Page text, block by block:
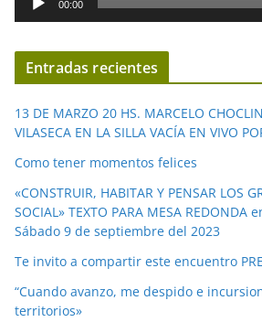
í
d
o
00:00
Entradas recientes
13 DE MARZO 20 HS. MARCELO
VILASECA EN LA SILLA VACÍA EN VIVO
Como tener momentos felices
«CONSTRUIR, HABITAR Y PENSAR LOS
SOCIAL» TEXTO PARA MESA REDONDA
Sábado 9 de septiembre del 2023
Te invito a compartir este encuentro
“Cuando avanzo, me despido e
territorios»